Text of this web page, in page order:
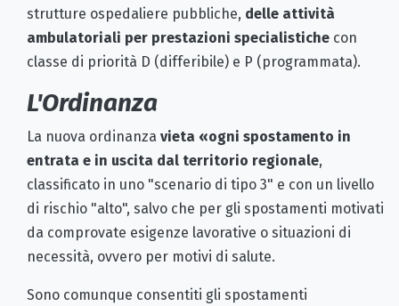
strutture ospedaliere pubbliche, delle attività
ambulatoriali per prestazioni specialistiche con
classe di priorità D (differibile) e P (programmata).
L'Ordinanza
La nuova ordinanza vieta «ogni spostamento in
entrata e in uscita dal territorio regionale,
classificato in uno "scenario di tipo 3" e con un livello
di rischio "alto", salvo che per gli spostamenti motivati
da comprovate esigenze lavorative o situazioni di
necessità, ovvero per motivi di salute.
Sono comunque consentiti gli spostamenti